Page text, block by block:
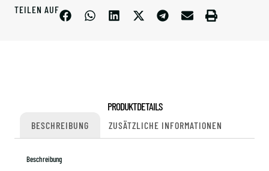
TEILEN AUF
PRODUKTDETAILS
BESCHREIBUNG ZUSÄTZLICHE INFORMATIONEN
Beschreibung